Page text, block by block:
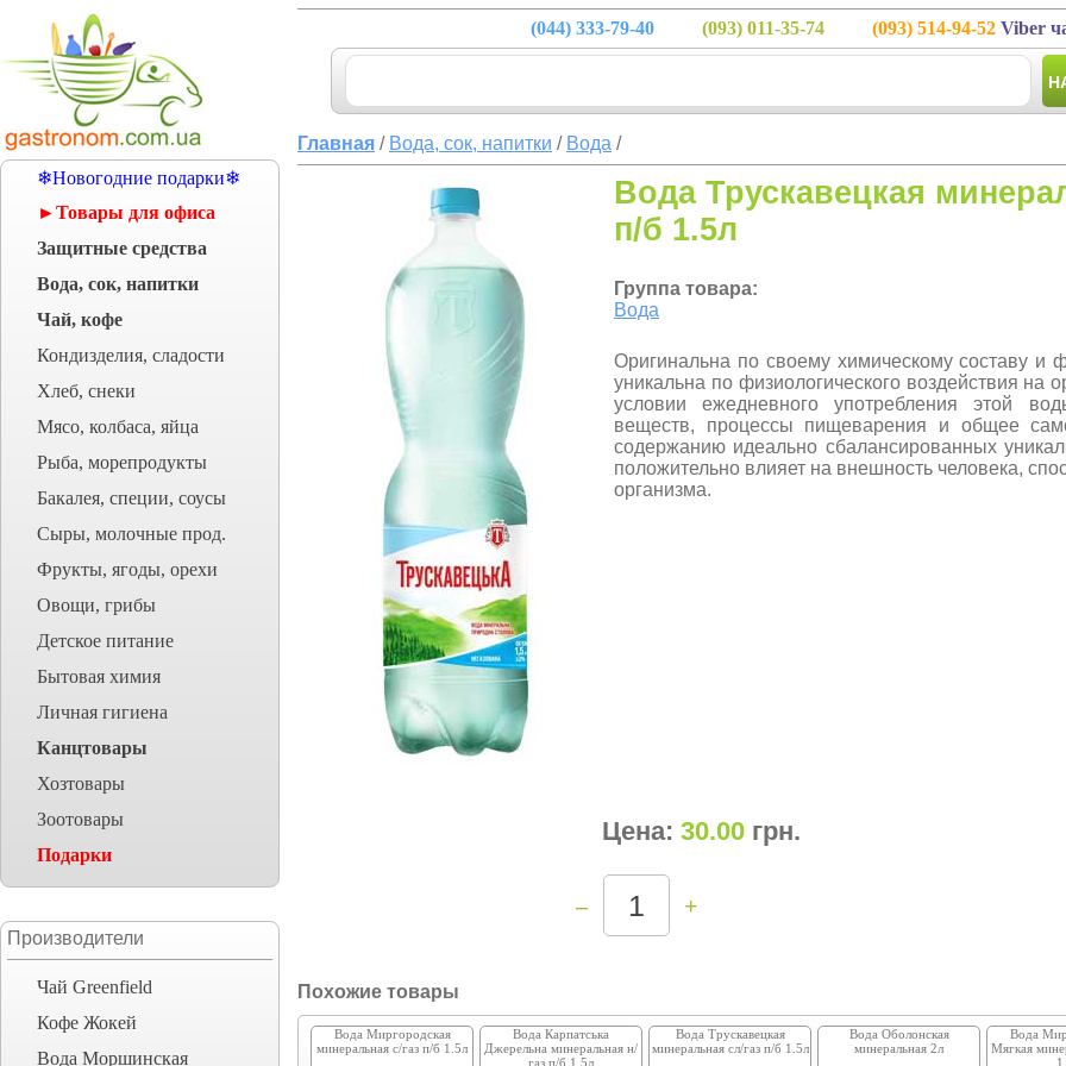
❄Новогодние подарки❄
►Товары для офиса
Защитные средства
Вода, сок, напитки
Чай, кофе
Кондизделия, сладости
Хлеб, снеки
Мясо, колбаса, яйца
Рыба, морепродукты
Бакалея, специи, соусы
Сыры, молочные прод.
Фрукты, ягоды, орехи
Овощи, грибы
Детское питание
Бытовая химия
Личная гигиена
Канцтовары
Хозтовары
Зоотовары
Подарки
Производители
Чай Greenfield
Кофе Жокей
Вода Моршинская
(044) 333-79-40 (093) 011-35-74 (093) 514-94-52 Viber
Главная / Вода, сок, напитки / Вода /
Вода Трускавецкая
п/б 1.5л
Группа товара:
Вода
Оригинальна по своему химическому составу и
уникальна по физиологического воздействия на
условии ежедневного употребления этой
веществ, процессы пищеварения и общее
содержанию идеально сбалансированных
положительно влияет на внешность человека,
организма.
Цена: 30.00 грн.
– +
Похожие товары
Вода Миргородская
минеральная с/газ п/б 1.5л
Вода Карпатська
Джерельна минеральная н/
газ п/б 1.5л
Вода Трускавецкая
минеральная сл/газ п/б 1.5л
Вода Оболонская
минеральная 2л
Вода
Мягкая